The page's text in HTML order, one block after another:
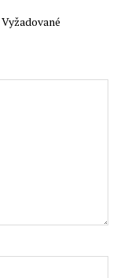
Vyžadované